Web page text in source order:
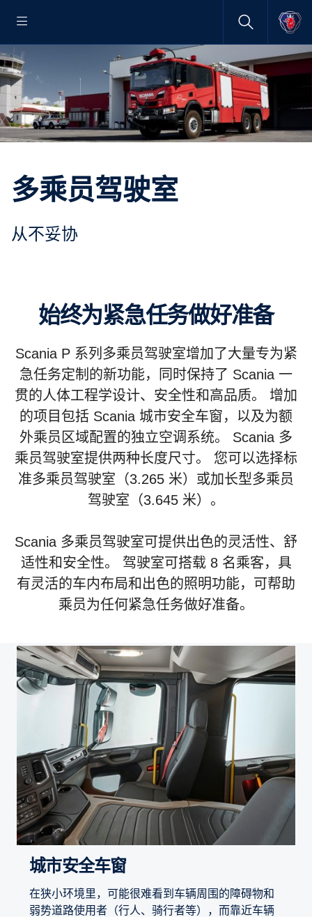
多乘员驾驶室
从不妥协
始终为紧急任务做好准备
Scania P 系列多乘员驾驶室增加了大量专为紧
急任务定制的新功能，同时保持了 Scania 一
贯的人体工程学设计、安全性和高品质。 增加
的项目包括 Scania 城市安全车窗，以及为额
外乘员区域配置的独立空调系统。 Scania 多
乘员驾驶室提供两种长度尺寸。 您可以选择标
准多乘员驾驶室（3.265 米）或加长型多乘员
驾驶室（3.645 米）。
Scania 多乘员驾驶室可提供出色的灵活性、舒
适性和安全性。 驾驶室可搭载 8 名乘客，具
有灵活的车内布局和出色的照明功能，可帮助
乘员为任何紧急任务做好准备。
城市安全车窗
在狭小环境里，可能很难看到车辆周围的障碍物和
弱势道路使用者（行人、骑行者等），而靠近车辆